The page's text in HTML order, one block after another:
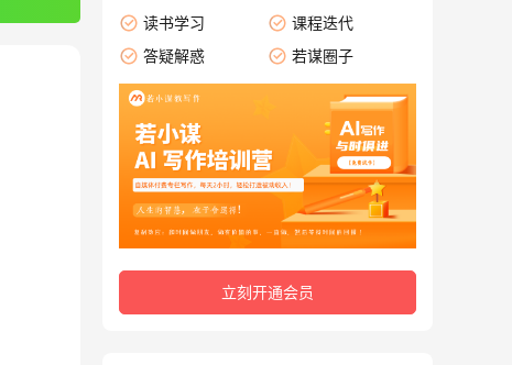
读书学习
课程迭代
答疑解惑
若谋圈子
立刻开通会员